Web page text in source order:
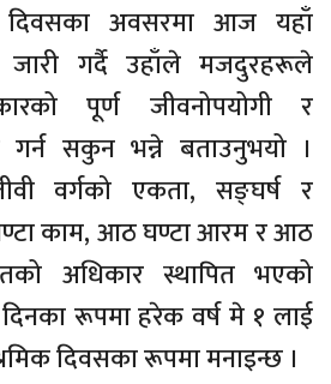
दिवसका अवसरमा आज यहाँ
गर्दै उहाँले मजदुरहरूले
पूर्ण जीवनोपयोगी र
गर्न सकुन भन्ने बताउनुभयो ।
वर्गको एकता, सङ्घर्ष र
काम, आठ घण्टा आरम र आठ
अधिकार स्थापित भएको
रूपमा हरेक वर्ष मे १ लाई
श्रमिक दिवसका रूपमा मनाइन्छ ।